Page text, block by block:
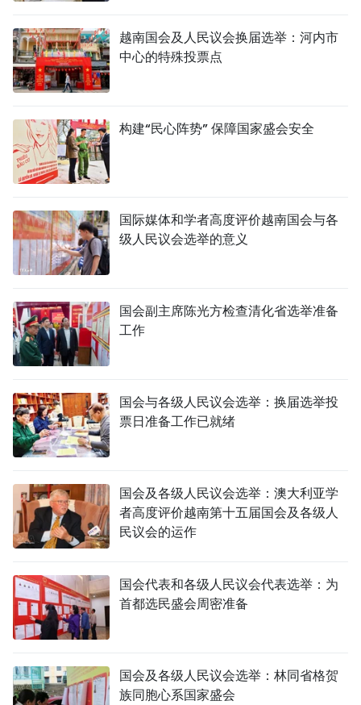
越南国会及人民议会换届选举：河内市
中心的特殊投票点
构建“民心阵势” 保障国家盛会安全
国际媒体和学者高度评价越南国会与各
级人民议会选举的意义
国会副主席陈光方检查清化省选举准备
工作
国会与各级人民议会选举：换届选举投
票日准备工作已就绪
国会及各级人民议会选举：澳大利亚学
者高度评价越南第十五届国会及各级人
民议会的运作
国会代表和各级人民议会代表选举：为
首都选民盛会周密准备
国会及各级人民议会选举：林同省格贺
族同胞心系国家盛会